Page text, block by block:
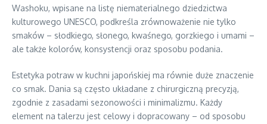
Washoku, wpisane na listę niematerialnego dziedzictwa
kulturowego UNESCO, podkreśla zrównoważenie nie tylko
smaków – słodkiego, słonego, kwaśnego, gorzkiego i umami –
ale także kolorów, konsystencji oraz sposobu podania.
Estetyka potraw w kuchni japońskiej ma równie duże znaczenie
co smak. Dania są często układane z chirurgiczną precyzją,
zgodnie z zasadami sezonowości i minimalizmu. Każdy
element na talerzu jest celowy i dopracowany – od sposobu